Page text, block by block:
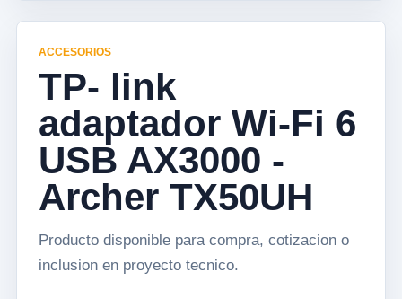
ACCESORIOS
TP- link
adaptador Wi-Fi 6
USB AX3000 -
Archer TX50UH
Producto disponible para compra, cotizacion o
inclusion en proyecto tecnico.